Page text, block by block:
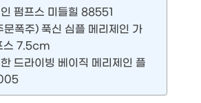
펌프스 미들힐 88551
문폭주) 푹신 심플 메리제인 가
스 7.5cm
드라이빙 베이직 메리제인 플